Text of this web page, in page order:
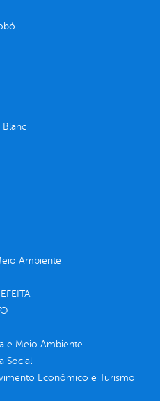
Blanc
Ambiente
e Meio Ambiente
Social
Econômico e Turismo